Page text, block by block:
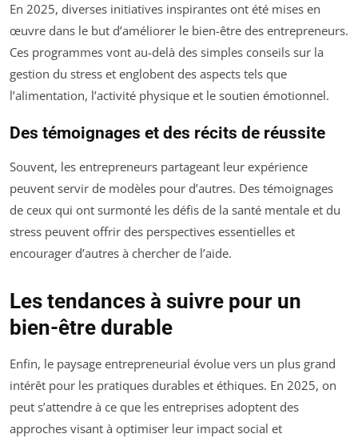
En 2025, diverses initiatives inspirantes ont été mises en
œuvre dans le but d’améliorer le bien-être des entrepreneurs.
Ces programmes vont au-delà des simples conseils sur la
gestion du stress et englobent des aspects tels que
l’alimentation, l’activité physique et le soutien émotionnel.
Des témoignages et des récits de réussite
Souvent, les entrepreneurs partageant leur expérience
peuvent servir de modèles pour d’autres. Des témoignages
de ceux qui ont surmonté les défis de la santé mentale et du
stress peuvent offrir des perspectives essentielles et
encourager d’autres à chercher de l’aide.
Les tendances à suivre pour un
bien-être durable
Enfin, le paysage entrepreneurial évolue vers un plus grand
intérêt pour les pratiques durables et éthiques. En 2025, on
peut s’attendre à ce que les entreprises adoptent des
approches visant à optimiser leur impact social et